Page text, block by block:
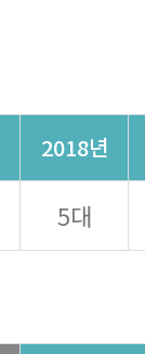
2018년
5대